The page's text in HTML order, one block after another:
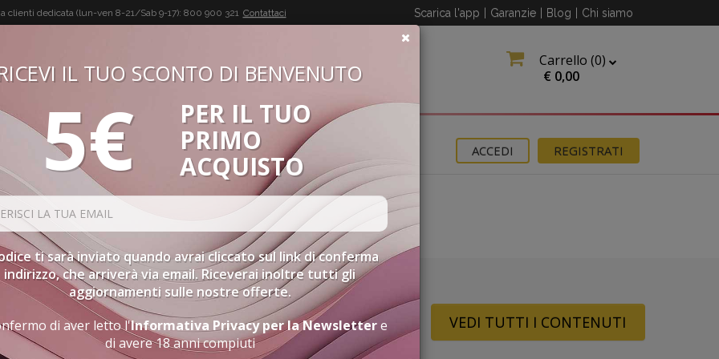
clienti dedicata (lun-ven 8-21/Sab 9-17): 800 900 321 Contattaci Scarica l'app Garanzie Blog Chi siamo
Carrello (0)
€ 0,00
BUON VINO, BUONA VITA
CONFEZIONI SPIRITS ACCESSORI GIFT CARD REGISTRATI
ACCEDI
Per Il Pranzo Di Pasqua
di Pasqua VEDI TUTTI I CONTENUTI
IL TUO SCONTO DI BENVENUTO
5€
PER IL TUO
PRIMO
ACQUISTO
ti sarà inviato quando avrai cliccato sul link di conferma
indirizzo, che arriverà via email. Riceverai inoltre tutti gli
aggiornamenti sulle nostre offerte.
di aver letto l'Informativa Privacy per la Newslettere
di avere 18 anni compiuti